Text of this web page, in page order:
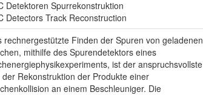
Detektoren Spurrekonstruktion
Detectors Track Reconstruction
rechnergestützte Finden der Spuren von geladenen
mithilfe des Spurendetektors eines
ist der anspruchsvollste
der Rekonstruktion der Produkte einer
an einem Beschleuniger. Die